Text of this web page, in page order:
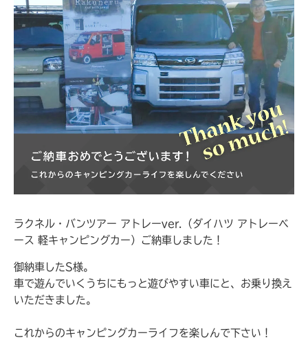
ラクネル・バンツアー アトレーver.（ダイハツ アトレーベ
ース 軽キャンピングカー）ご納車しました！
御納車したS様。
車で遊んでいくうちにもっと遊びやすい車にと、お乗り換え
いただきました。
これからのキャンピングカーライフを楽しんで下さい！